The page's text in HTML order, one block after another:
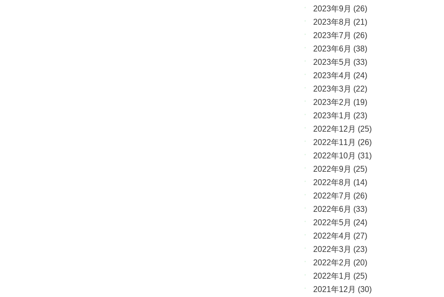
2023年9月 (26)
2023年8月 (21)
2023年7月 (26)
2023年6月 (38)
2023年5月 (33)
2023年4月 (24)
2023年3月 (22)
2023年2月 (19)
2023年1月 (23)
2022年12月 (25)
2022年11月 (26)
2022年10月 (31)
2022年9月 (25)
2022年8月 (14)
2022年7月 (26)
2022年6月 (33)
2022年5月 (24)
2022年4月 (27)
2022年3月 (23)
2022年2月 (20)
2022年1月 (25)
2021年12月 (30)